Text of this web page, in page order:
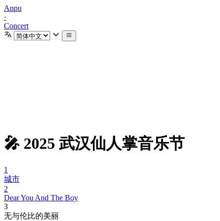
Anpu
·
Concert
🎤 2025 武汉仙人掌音乐节
1
城市
2
Dear You And The Boy
3
无与伦比的美丽